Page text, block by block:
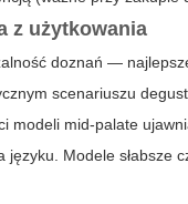
z użytkowania
doznań —
scenariuszu
modeli mid-palate
Modele